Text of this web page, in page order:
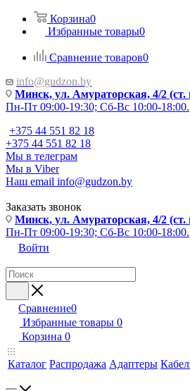
Корзина0
Избранные товары0
Сравнение товаров0
info@gudzon.by
Минск, ул. Амураторская, 4/2
Пн-Пт 09:00-19:30; Сб-Вс 10:00-18:00.
+375 44 551 82 18
+375 44 551 82 18
Мы в телеграм
Мы в Viber
Наш email info@gudzon.by
Заказать звонок
Минск, ул. Амураторская, 4/2
Пн-Пт 09:00-19:30; Сб-Вс 10:00-18:00.
Войти
Сравнение0
Избранные товары 0
Корзина 0
Каталог Распродажа Адаптеры